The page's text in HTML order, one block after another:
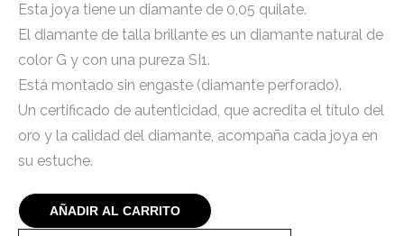
Esta joya tiene un diamante de 0,05 quilate.
El diamante de talla brillante es un diamante natural de
color G y con una pureza SI1.
Está montado sin engaste (diamante perforado).
Un certificado de autenticidad, que acredita el título del
oro y la calidad del diamante, acompaña cada joya en
su estuche.
AÑADIR AL CARRITO